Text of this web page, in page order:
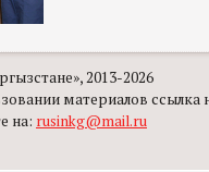
2013-2026
материалов ссылка
на: rusinkg@mail.ru